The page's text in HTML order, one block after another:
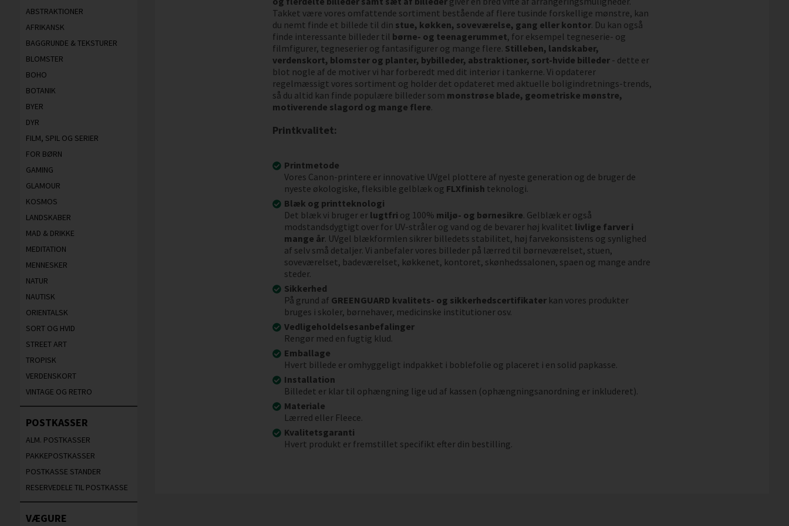
ABSTRAKTIONER
AFRIKANSK
BAGGRUNDE & TEKSTURER
BLOMSTER
BOHO
BOTANIK
BYER
DYR
FILM, SPIL OG SERIER
FOR BØRN
GAMING
GLAMOUR
KOSMOS
LANDSKABER
MAD & DRIKKE
MEDITATION
MENNESKER
NATUR
NAUTISK
ORIENTALSK
SORT OG HVID
STREET ART
TROPISK
VERDENSKORT
VINTAGE OG RETRO
POSTKASSER
ALM. POSTKASSER
PAKKEPOSTKASSER
POSTKASSE STANDER
RESERVEDELE TIL POSTKASSE
VÆGURE
Takket være vores omfattende sortiment bestående af flere tusinde forskellige mønstre, kan
du nemt finde et billede til din stue, køkken, soveværelse, gang eller kontor. Du kan også
finde interessante billeder til børne- og teenagerummet, for eksempel tegneserie- og
filmfigurer, tegneserier og fantasifigurer og mange flere. Stilleben, landskaber,
verdenskort, blomster og planter, bybilleder, abstraktioner, sort-hvide billeder- dette er
blot nogle af de motiver vi har forberedt med dit interiør i tankerne. Vi opdaterer
regelmæssigt vores sortiment og holder det opdateret med aktuelle boligindretnings-trends,
så du altid kan finde populære billeder som monstrøse blade, geometriske mønstre,
motiverende slagord og mange flere.
Printkvalitet:
Printmetode
Vores Canon-printere er innovative UVgel plottere af nyeste generation og de bruger de
nyeste økologiske, fleksible gelblæk og FLXfinish teknologi.
Blæk og printteknologi
Det blæk vi bruger er lugtfri og 100% miljø- og børnesikre. Gelblæk er også
modstandsdygtigt over for UV-stråler og vand og de bevarer høj kvalitet livlige farver i
mange år. UVgel blækformlen sikrer billedets stabilitet, høj farvekonsistens og synlighed
af selv små detaljer. Vi anbefaler vores billeder på lærred til børneværelset, stuen,
soveværelset, badeværelset, køkkenet, kontoret, skønhedssalonen, spaen og mange andre
steder.
Sikkerhed
På grund af GREENGUARD kvalitets- og sikkerhedscertifikaterkan vores produkter
bruges i skoler, børnehaver, medicinske institutioner osv.
Vedligeholdelsesanbefalinger
Rengør med en fugtig klud.
Emballage
Hvert billede er omhyggeligt indpakket i boblefolie og placeret i en solid papkasse.
Installation
Billedet er klar til ophængning lige ud af kassen (ophængningsanordning er inkluderet).
Materiale
Lærred eller Fleece.
Kvalitetsgaranti
Hvert produkt er fremstillet specifikt efter din bestilling.